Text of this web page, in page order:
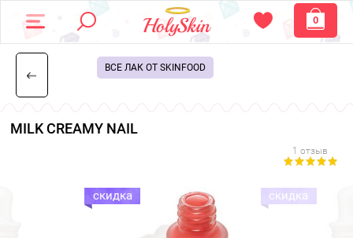
0
ВСЕ ЛАК ОТ SKINFOOD
MILK CREAMY NAIL
1 отзыв